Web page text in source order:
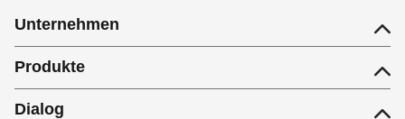
Unternehmen
Produkte
Dialog